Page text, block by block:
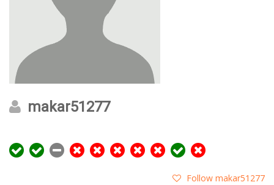
makar51277
Follow makar51277